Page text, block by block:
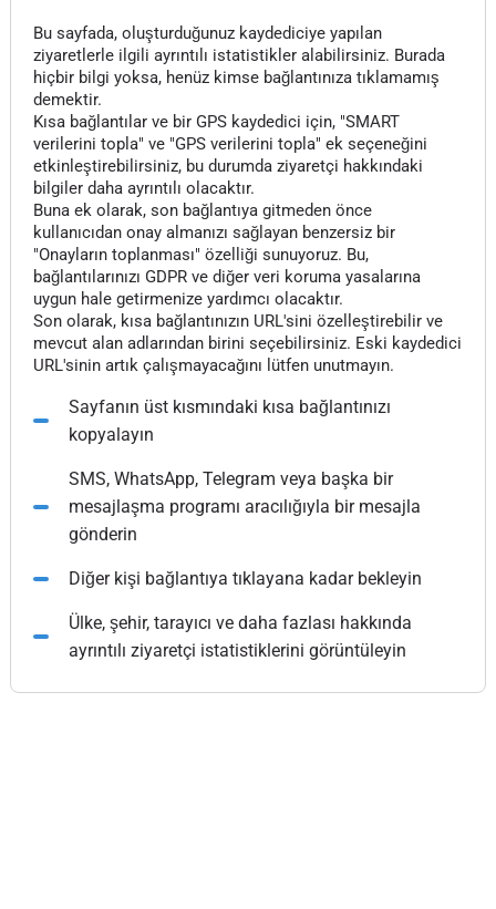
Bu sayfada, oluşturduğunuz kaydediciye yapılan
ziyaretlerle ilgili ayrıntılı istatistikler alabilirsiniz. Burada
hiçbir bilgi yoksa, henüz kimse bağlantınıza tıklamamış
demektir.
Kısa bağlantılar ve bir GPS kaydedici için, "SMART
verilerini topla" ve "GPS verilerini topla" ek seçeneğini
etkinleştirebilirsiniz, bu durumda ziyaretçi hakkındaki
bilgiler daha ayrıntılı olacaktır.
Buna ek olarak, son bağlantıya gitmeden önce
kullanıcıdan onay almanızı sağlayan benzersiz bir
"Onayların toplanması" özelliği sunuyoruz. Bu,
bağlantılarınızı GDPR ve diğer veri koruma yasalarına
uygun hale getirmenize yardımcı olacaktır.
Son olarak, kısa bağlantınızın URL'sini özelleştirebilir ve
mevcut alan adlarından birini seçebilirsiniz. Eski kaydedici
URL'sinin artık çalışmayacağını lütfen unutmayın.
Sayfanın üst kısmındaki kısa bağlantınızı
kopyalayın
SMS, WhatsApp, Telegram veya başka bir
mesajlaşma programı aracılığıyla bir mesajla
gönderin
Diğer kişi bağlantıya tıklayana kadar bekleyin
Ülke, şehir, tarayıcı ve daha fazlası hakkında
ayrıntılı ziyaretçi istatistiklerini görüntüleyin